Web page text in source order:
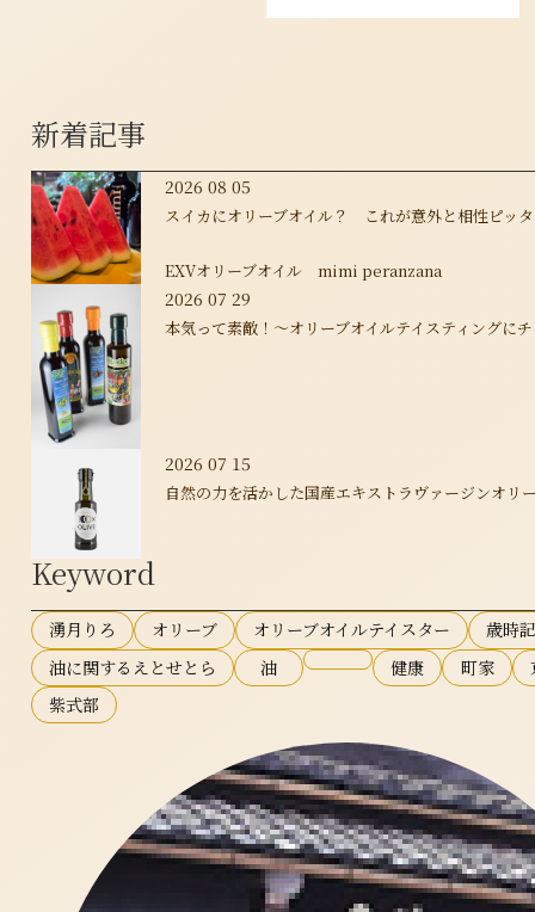
新着記事
2026 08 05
スイカにオリーブオイル？ これが意外と相性ピッ
EXVオリーブオイル mimi peranzana
2026 07 29
本気って素敵！～オリーブオイルテイスティングに
2026 07 15
自然の力を活かした国産エキストラヴァージンオリ
Keyword
湧月りろ オリーブ オリーブオイルテイスター
歳時
油に関するえとせとら
油 健康 町家
紫式部